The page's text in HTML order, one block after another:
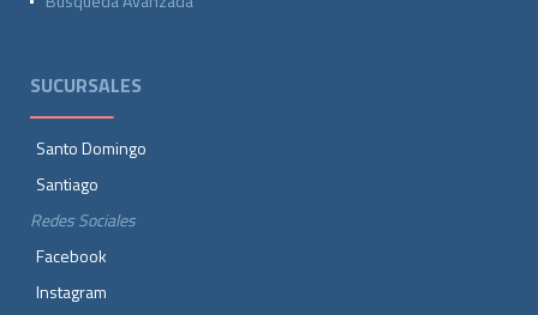
SUCURSALES
Santo Domingo
Santiago
Redes Sociales
Facebook
Instagram